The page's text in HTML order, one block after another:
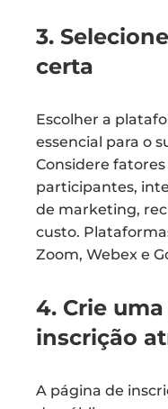
3.
certa
Escolher a
essencial para o
Considere
participantes,
de marketing,
custo.
Zoom, Webex e
4. Crie
inscrição
A página de